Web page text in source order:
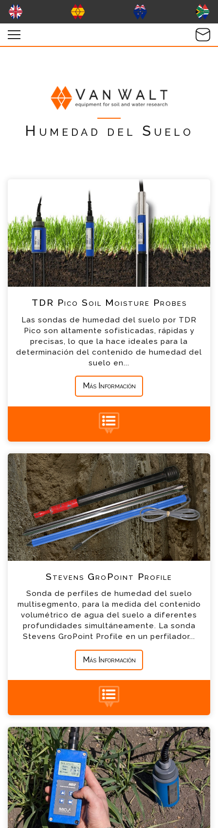
Humedad del Suelo
TDR Pico Soil Moisture Probes
Las sondas de humedad del suelo por TDR
Pico son altamente sofisticadas, rápidas y
precisas, lo que la hace ideales para la
determinación del contenido de humedad del
suelo en...
Más Información
TDR Pico Soil Moisture Probes Consulta
Por favor completa el formulario, un miembro
de nuestro equipo contactara contigo en
breve
Nombre
*
Email
*
Empresa
*
Mensaje
*
+34 935 900 007
Stevens GroPoint Profile
Sonda de perfiles de humedad del suelo
multisegmento, para la medida del contenido
volumétrico de agua del suelo a diferentes
profundidades simultáneamente. La sonda
Stevens GroPoint Profile en un perfilador...
Más Información
Stevens GroPoint Profile Consulta
Por favor completa el formulario, un miembro
de nuestro equipo contactara contigo en
breve
Nombre
*
Email
*
Empresa
*
Mensaje
*
+34 935 900 007
TDR Pico HD2 Meter Consulta
Por favor completa el formulario, un miembro
de nuestro equipo contactara contigo en
breve
Nombre
*
Email
*